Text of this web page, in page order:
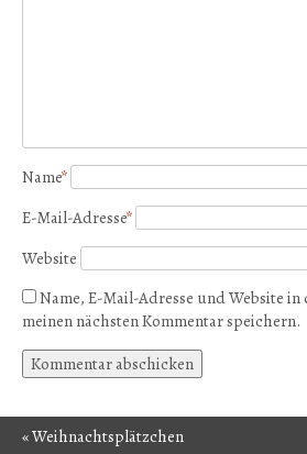
Name*
E-Mail-Adresse*
Website
Name, E-Mail-Adresse und Website
meinen nächsten Kommentar speichern.
«Weihnachtsplätzchen